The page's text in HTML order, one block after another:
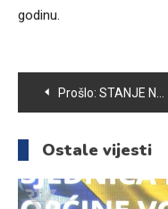
godinu.
Navigacija
članaka
Prošlo: STANJE NA KLIZIŠTIMA U OPĆINI VOGOŠĆA NEPROMJENJENO
Ostale vijesti